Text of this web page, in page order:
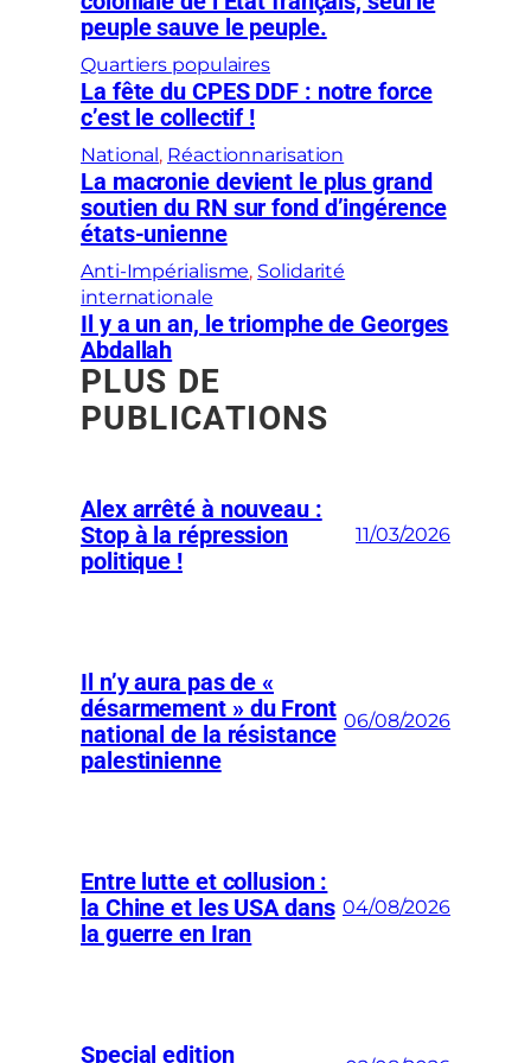
peuple sauve le peuple.
Quartiers populaires
La fête du CPES DDF : notre force
c’est le collectif !
National, Réactionnarisation
La macronie devient le plus grand
soutien du RN sur fond d’ingérence
états-unienne
Anti-Impérialisme, Solidarité
internationale
Il y a un an, le triomphe de Georges
Abdallah
PLUS DE
PUBLICATIONS
Alex arrêté à nouveau :
Stop à la répression
politique !
11/03/2026
Il n’y aura pas de «
désarmement » du Front
national de la résistance
palestinienne
06/08/2026
Entre lutte et collusion :
la Chine et les USA dans
la guerre en Iran
04/08/2026
Special edition